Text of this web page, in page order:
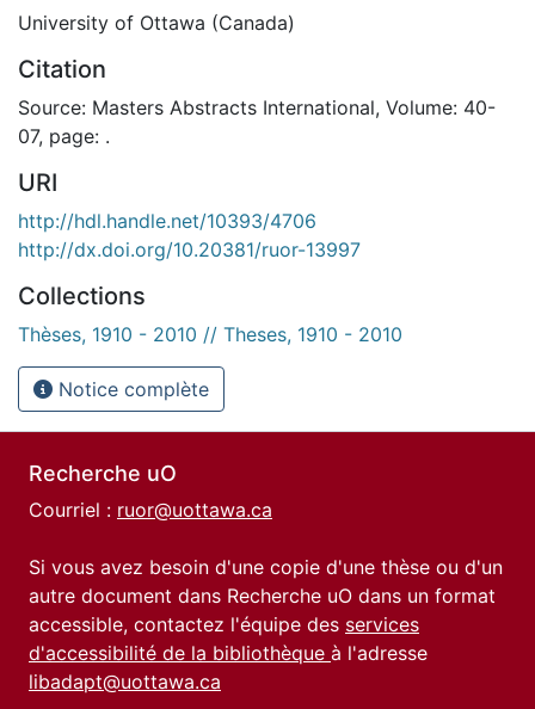
University of Ottawa (Canada)
Citation
Source: Masters Abstracts International, Volume: 40-
07, page: .
URI
http://hdl.handle.net/10393/4706
http://dx.doi.org/10.20381/ruor-13997
Collections
Thèses, 1910 - 2010 // Theses, 1910 - 2010
Notice complète
Recherche uO
Courriel : ruor@uottawa.ca
Si vous avez besoin d'une copie d'une thèse ou d'un
autre document dans Recherche uO dans un format
accessible, contactez l'équipe des services
d'accessibilité de la bibliothèque à l'adresse
libadapt@uottawa.ca